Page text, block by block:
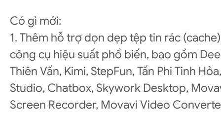
Có gì mới:
1. Thêm hỗ trợ dọn dẹp tệp tin rác
công cụ hiệu suất phổ biến, bao gồm
Thiên Vấn, Kimi, StepFun, Tấn Phi Tinh
Studio, Chatbox, Skywork Desktop,
Screen Recorder, Movavi Video